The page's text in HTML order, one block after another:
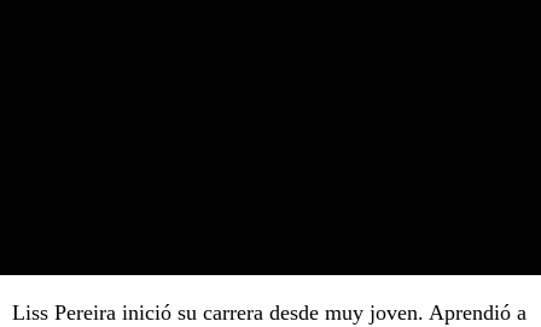
Liss Pereira inició su carrera desde muy joven. Aprendió a